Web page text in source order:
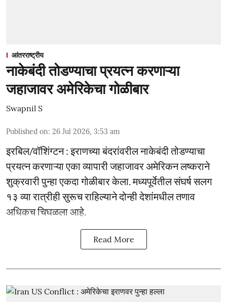
आंतरराष्ट्रीय
नाकेबंदी तोडण्याचा प्रयत्न करणाऱ्या
जहाजावर अमेरिकेचा गोळीबार
Swapnil S
Published on: 26 Jul 2026, 3:53 am
इरबिल/वॉशिंग्टन : इराणच्या बंदरांवरील नाकेबंदी तोडण्याचा
प्रयत्न करणाऱ्या एका व्यापारी जहाजावर अमेरिकन लष्कराने
शुक्रवारी पुन्हा एकदा गोळीबार केला. मध्यपूर्वेतील संघर्ष सलग
१३ व्या रात्रीही सुरूच राहिल्याने दोन्ही देशांमधील तणाव
अधिकच चिघळला आहे.
Read More